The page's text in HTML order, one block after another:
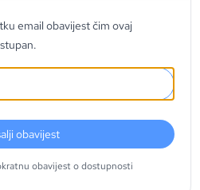
email obavijest čim ovaj
obavijest
obavijest o dostupnosti